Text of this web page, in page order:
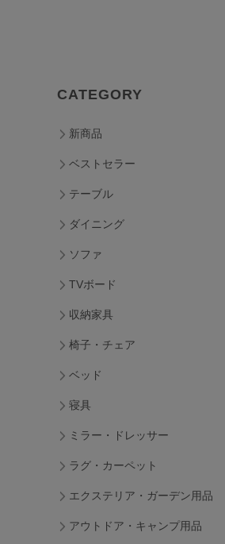
CATEGORY
新商品
ベストセラー
テーブル
ダイニング
ソファ
TVボード
収納家具
椅子・チェア
ベッド
寝具
ミラー・ドレッサー
ラグ・カーペット
エクステリア・ガーデン用品
アウトドア・キャンプ用品